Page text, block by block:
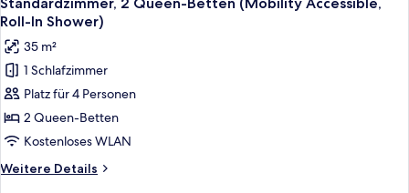
Accessible)
Fotos
für
Standardzimmer,
2 Queen-
Betten
(Mobility
Accessible,
Roll-
In
Roll-In Shower)
35 m²
1 Schlafzimmer
Platz für 4 Personen
2 Queen-Betten
Kostenloses WLAN
Weitere Details
Weitere